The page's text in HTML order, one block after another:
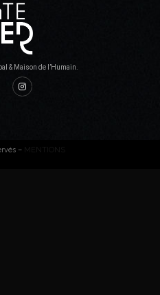
& Maison de l’Humain.
– MENTIONS